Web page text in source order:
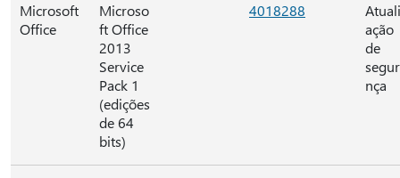
Microsoft
Office
Microso
ft Office
2013
Service
Pack 1
(edições
de 64
bits)
4018288
ação
de
nça